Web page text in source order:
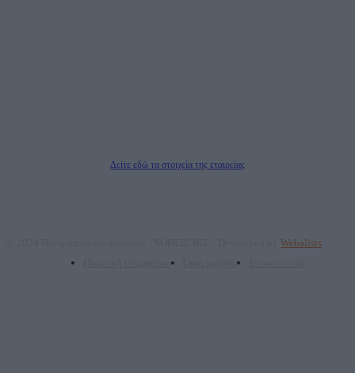
Δείτε εδώ τα στοιχεία της εταιρείας
Webalists